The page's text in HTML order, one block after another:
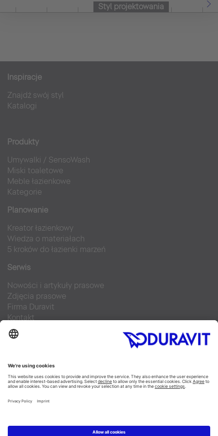
Styl projektowania
Inspiracje
Znajdź swój styl
Katalogi
Produkty
Umywalki / SensoWash
Miski toaletowe
Meble łazienkowe
Kategorie
Planowanie
Kreator łazienkowy
Wiedza o materiałach
5 kroków do łazienki marzeń
Serwis
Nowości i artykuły prasowe
Zdjęcia prasowe
Firma Duravit
Kontakt
Najczęściej zadawane pytania
Facebook
Instagram
Pinterest
Blog
YouTube